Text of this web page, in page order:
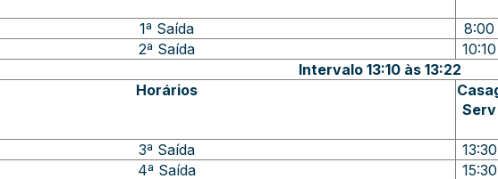
1ª Saída 8:00
2ª Saída
10:10
Intervalo 13:10 às 13:22
Horários
Serv
3ª Saída 13:30
4ª Saída
15:30